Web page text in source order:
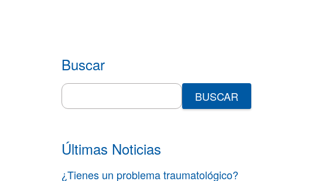
Buscar
Search
for:
Últimas Noticias
¿Tienes un problema traumatológico?